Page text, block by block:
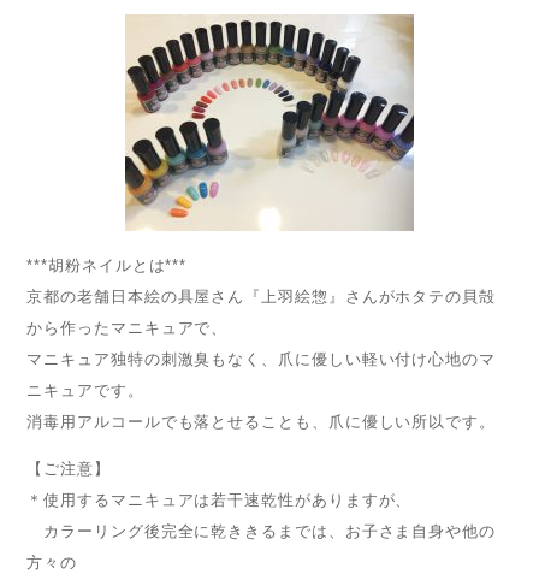
***胡粉ネイルとは***
京都の老舗日本絵の具屋さん『上羽絵惣』さんがホタテの貝殻
から作ったマニキュアで、
マニキュア独特の刺激臭もなく、爪に優しい軽い付け心地のマ
ニキュアです。
消毒用アルコールでも落とせることも、爪に優しい所以です。
【ご注意】
＊使用するマニキュアは若干速乾性がありますが、
カラーリング後完全に乾ききるまでは、お子さま自身や他の
方々の